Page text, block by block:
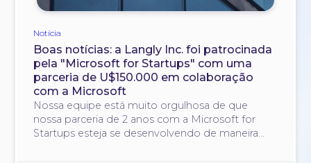
Notícia
Boas notícias: a Langly Inc. foi patrocinada
pela "Microsoft for Startups" com uma
parceria de U$150.000 em colaboração
com a Microsoft
Nossa equipe está muito orgulhosa de que
nossa parceria de 2 anos com a Microsoft for
Startups esteja se desenvolvendo de maneira